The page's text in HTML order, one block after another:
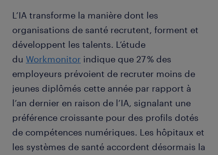
L’IA transforme la manière dont les
organisations de santé recrutent, forment et
développent les talents. L’étude
du Workmonitor indique que 27 % des
employeurs prévoient de recruter moins de
jeunes diplômés cette année par rapport à
l’an dernier en raison de l’IA, signalant une
préférence croissante pour des profils dotés
de compétences numériques. Les hôpitaux et
les systèmes de santé accordent désormais la